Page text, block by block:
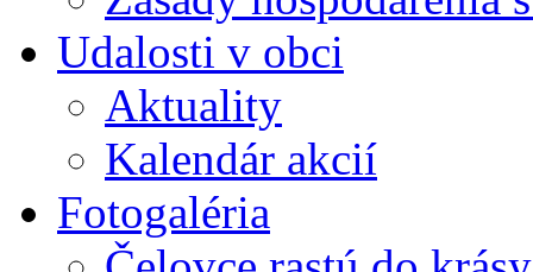
Udalosti v obci
Aktuality
Kalendár akcií
Fotogaléria